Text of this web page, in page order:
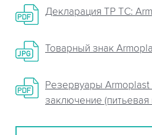
Декларация ТР ТС:
Товарный знак
Резервуары Armoplast
заключение (питьевая